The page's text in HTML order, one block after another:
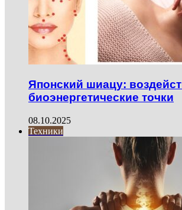
Японский шиацу:
биоэнергетические точки
08.10.2025
Техники